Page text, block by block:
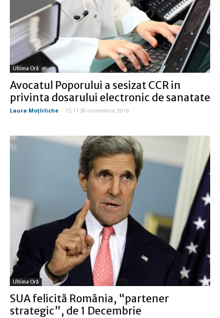
Ultima Oră
Avocatul Poporului a sesizat CCR in
privinta dosarului electronic de sanatate
Laura Moţîrliche - 15:11 30 noiembrie 2016
Ultima Oră
SUA felicită România, “partener
strategic”, de 1 Decembrie